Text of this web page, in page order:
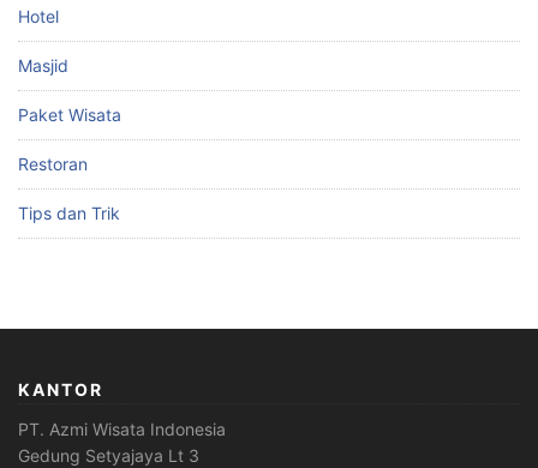
Hotel
Masjid
Paket Wisata
Restoran
Tips dan Trik
KANTOR
PT. Azmi Wisata Indonesia
Gedung Setyajaya Lt 3